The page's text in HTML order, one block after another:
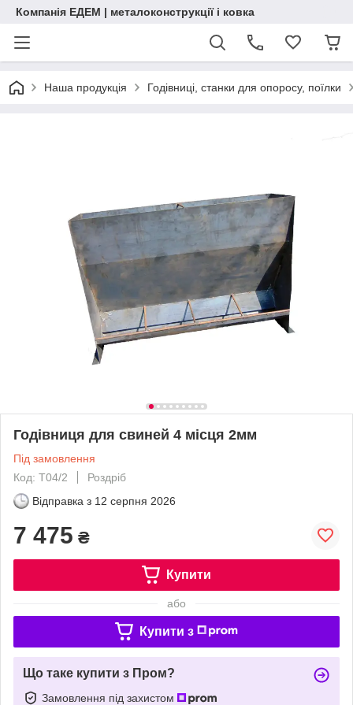
Компанія ЕДЕМ | металоконструкції і ковка
Наша продукція Годівниці, станки для опоросу, поїлки
Годівниця для свиней 4 місця 2мм
Під замовлення
Код: Т04/2
Роздріб
Відправка з 12 серпня 2026
7 475 ₴
Купити
або
Купити з
Що таке купити з Пром?
Замовлення під захистом